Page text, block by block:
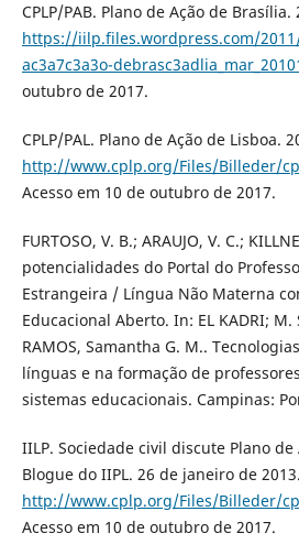
CPLP/PAB. Plano de Ação de
https://iilp.files.wordpress.com/
ac3a7c3a3o-
outubro de 2017.
CPLP/PAL. Plano de Ação de Lisboa.
http://www.cplp.org/Files/Billeder/
Acesso em 10 de outubro de 2017.
FURTOSO, V. B.; ARAUJO, V. C.;
potencialidades do Portal do
Estrangeira / Língua Não Materna
Educacional Aberto. In: EL KADRI; M.
RAMOS, Samantha G. M..
línguas e na formação de
sistemas educacionais. Campinas:
IILP. Sociedade civil discute Plano de
Blogue do IIPL. 26 de janeiro de
http://www.cplp.org/Files/Billeder/
Acesso em 10 de outubro de 2017.